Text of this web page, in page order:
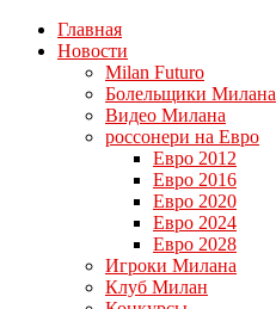
Главная
Новости
Milan Futuro
Болельщики Милана
Видео Милана
россонери на Евро
Евро 2012
Евро 2016
Евро 2020
Евро 2024
Евро 2028
Игроки Милана
Клуб Милан